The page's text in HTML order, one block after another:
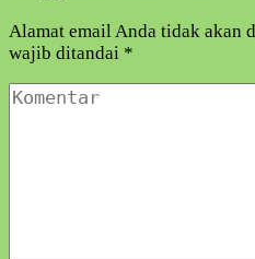
Alamat email Anda tidak akan
wajib ditandai *
Komentar